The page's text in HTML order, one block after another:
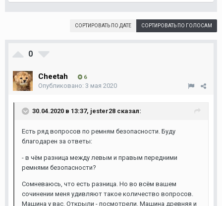
СОРТИРОВАТЬ ПО ГОЛОСАМ
СОРТИРОВАТЬ ПО ДАТЕ
0
Cheetah 6
Опубликовано: 3 мая 2020
30.04.2020 в 13:37, jester28 сказал:
Есть ряд вопросов по ремням безопасности. Буду
благодарен за ответы:
- в чём разница между левым и правым передними
ремнями безопасности?
Сомневаюсь, что есть разница. Но во всём вашем
сочинении меня удивляют такое количество вопросов.
Машина у вас. Открыли - посмотрели. Машина древняя и